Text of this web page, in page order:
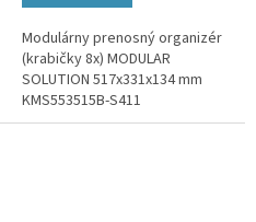
Modulárny prenosný organizér
(krabičky 8x) MODULAR
SOLUTION 517x331x134 mm
KMS553515B-S411